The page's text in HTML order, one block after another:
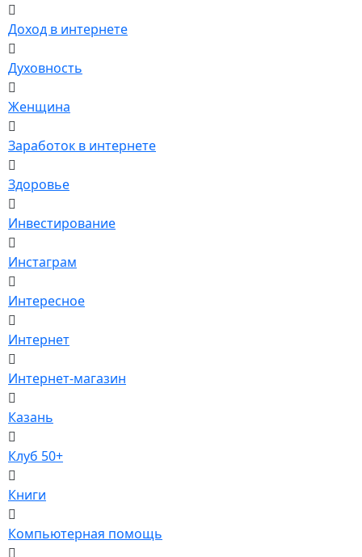
Доход в интернете
Духовность
Женщина
Заработок в интернете
Здоровье
Инвестирование
Инстаграм
Интересное
Интернет
Интернет-магазин
Казань
Клуб 50+
Книги
Компьютерная помощь